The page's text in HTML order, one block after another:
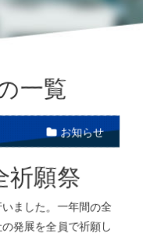
一覧
お知らせ
願祭
ました。一年間の全
発展を全員で祈願し